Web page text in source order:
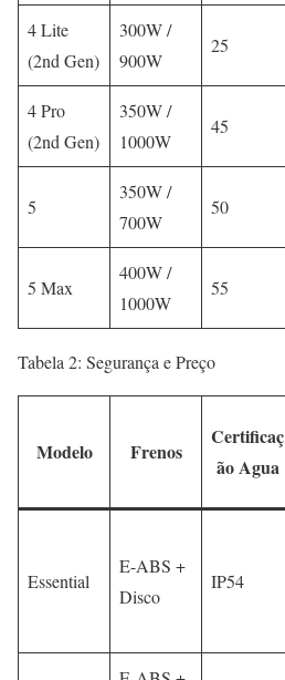
4 Lite
(2nd Gen)
300W /
900W
25
4 Pro
(2nd Gen)
350W /
1000W
45
5
350W /
700W
50
5 Max
400W /
1000W
55
Tabela 2: Segurança e Preço
Modelo Frenos
Certificaç
ão Agua
Essential
E-ABS +
Disco
IP54